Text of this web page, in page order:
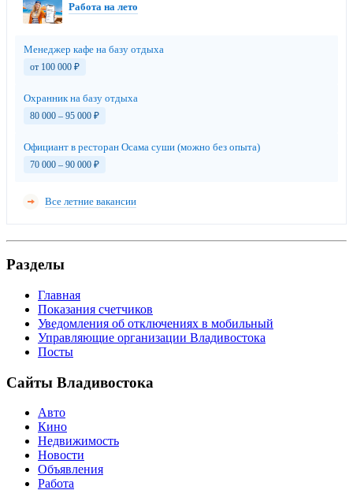
Работа на лето
Менеджер кафе на базу отдыха
от 100 000 ₽
Охранник на базу отдыха
80 000 – 95 000 ₽
Официант в ресторан Осама суши (можно без опыта)
70 000 – 90 000 ₽
Все летние вакансии
Разделы
Главная
Показания счетчиков
Уведомления об отключениях в мобильный
Управляющие организации Владивостока
Посты
Сайты Владивостока
Авто
Кино
Недвижимость
Новости
Объявления
Работа